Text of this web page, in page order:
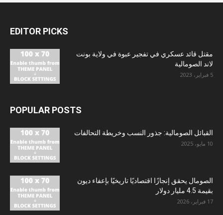
EDITOR PICKS
مقتل قائد عسكري في تفجير عبوة في ولاية بونت
لاند الصومالية
5 فبراير، 2023
POPULAR POSTS
القبائل الصومالية: جذور النسب وخريطة التحالفات
10 مايو، 2025
الصومال يحقق إنجازًا اقتصاديًا تاريخيًا بإعفاء ديون
بقيمة 4.5 مليار دولار
17 فبراير، 2026